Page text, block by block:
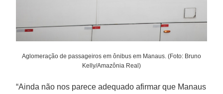
Aglomeração de passageiros em ônibus em Manaus. (Foto: Bruno
Kelly/Amazônia Real)
“Ainda não nos parece adequado afirmar que Manaus